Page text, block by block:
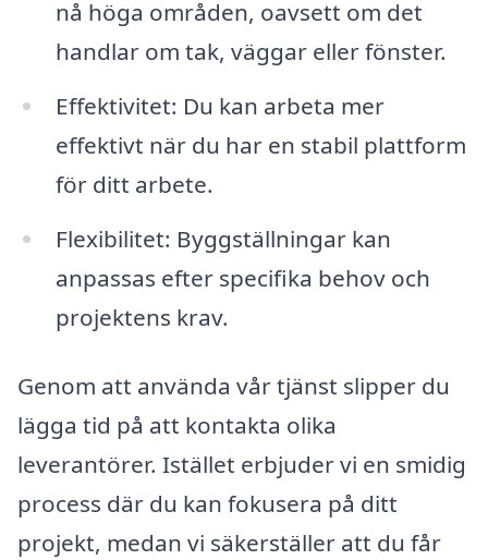
nå höga områden, oavsett om det
handlar om tak, väggar eller fönster.
Effektivitet: Du kan arbeta mer
effektivt när du har en stabil plattform
för ditt arbete.
Flexibilitet: Byggställningar kan
anpassas efter specifika behov och
projektens krav.
Genom att använda vår tjänst slipper du
lägga tid på att kontakta olika
leverantörer. Istället erbjuder vi en smidig
process där du kan fokusera på ditt
projekt, medan vi säkerställer att du får